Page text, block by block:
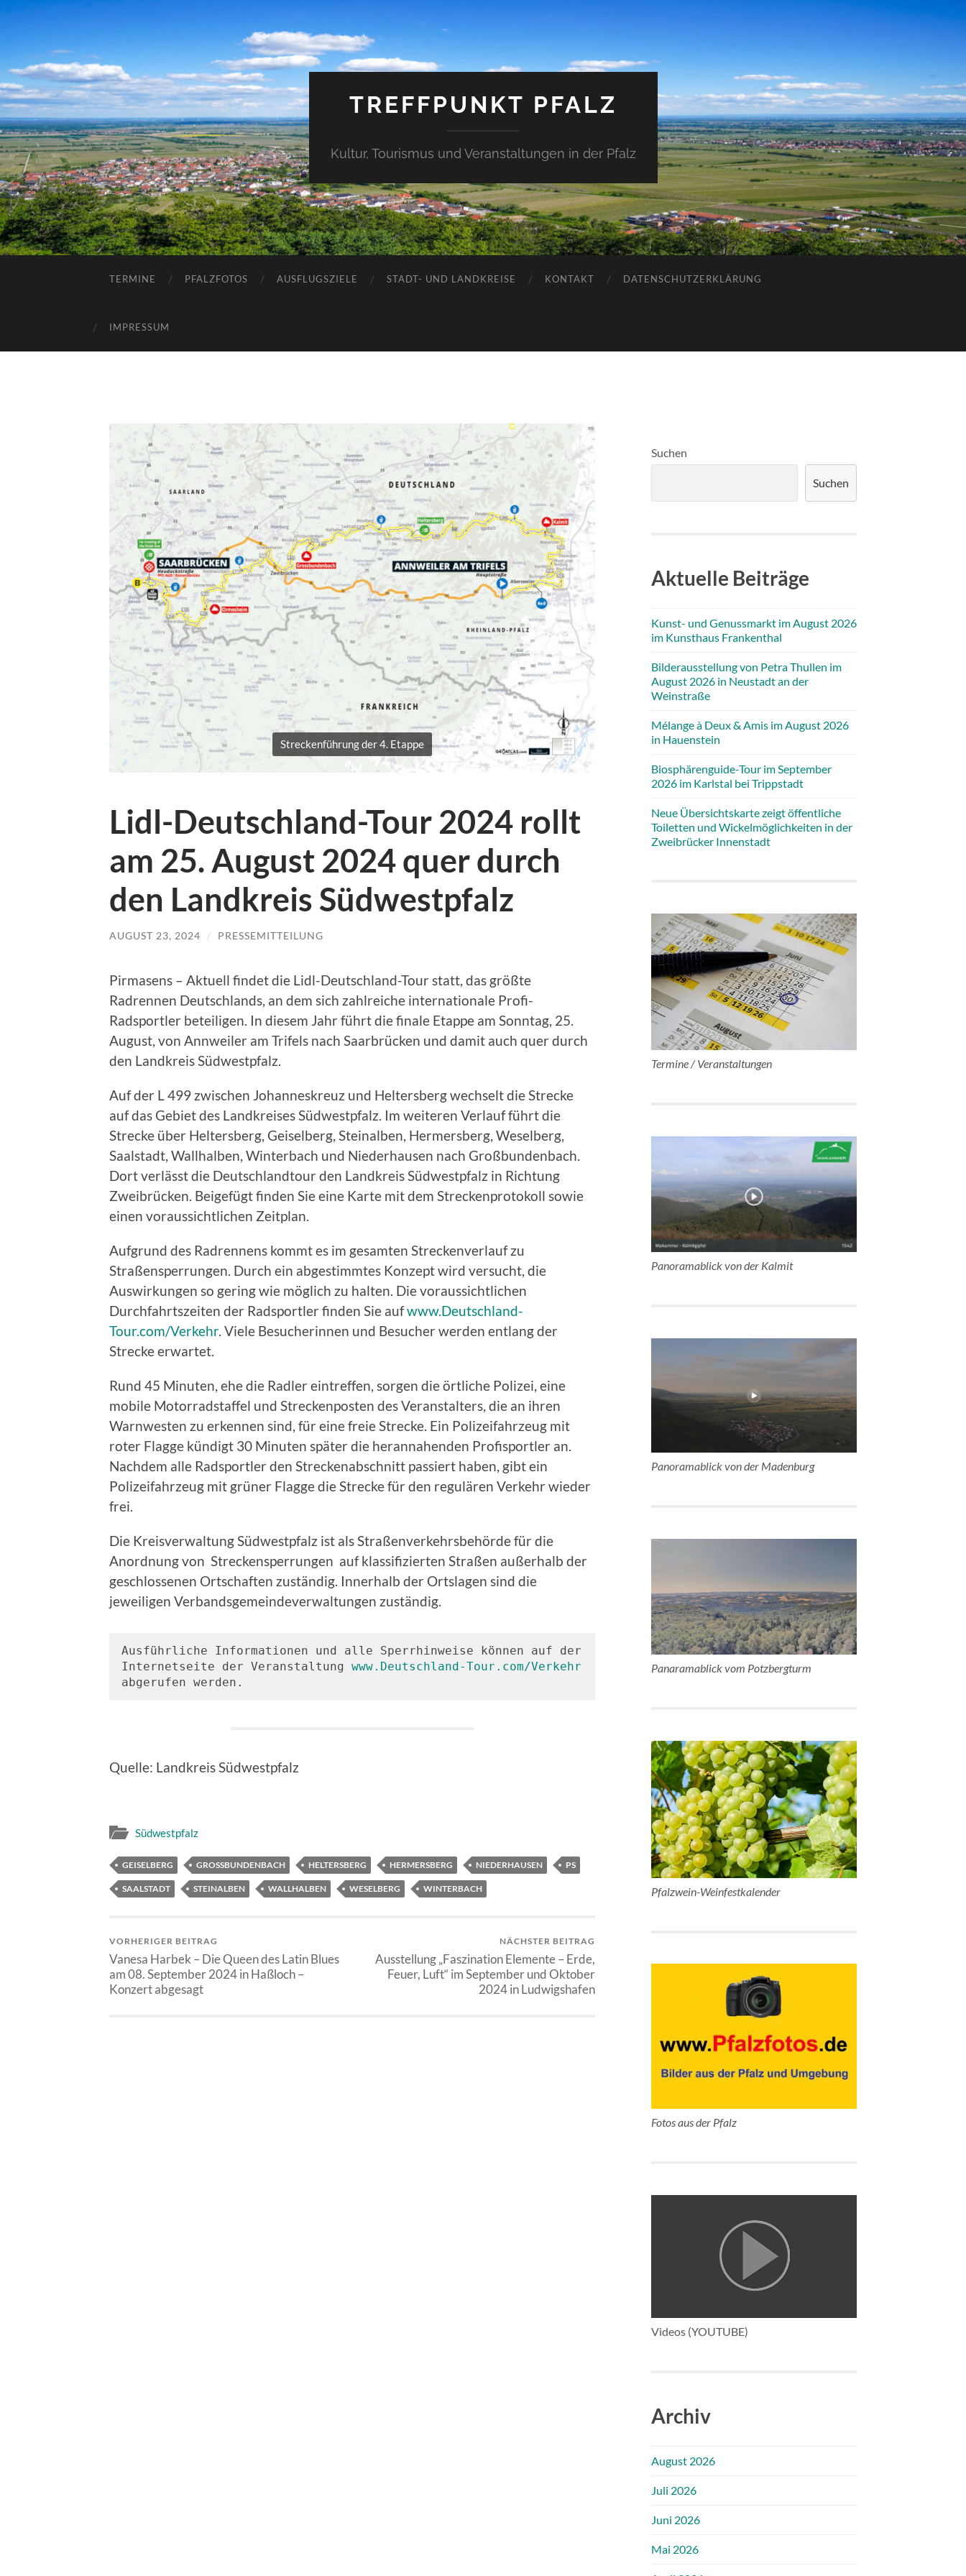
TREFFPUNKT PFALZ
Kultur, Tourismus und Veranstaltungen in der Pfalz
TERMINE PFALZFOTOS AUSFLUGSZIELE STADT- UND LANDKREISE KONTAKT DATENSCHUTZERKLÄRUNG
IMPRESSUM
Streckenführung der 4. Etappe
Lidl-Deutschland-Tour 2024 rollt
am 25. August 2024 quer durch
den Landkreis Südwestpfalz
AUGUST 23, 2024 / PRESSEMITTEILUNG
Pirmasens – Aktuell findet die Lidl-Deutschland-Tour statt, das größte
Radrennen Deutschlands, an dem sich zahlreiche internationale Profi-
Radsportler beteiligen. In diesem Jahr führt die finale Etappe am Sonntag, 25.
August, von Annweiler am Trifels nach Saarbrücken und damit auch quer durch
den Landkreis Südwestpfalz.
Auf der L 499 zwischen Johanneskreuz und Heltersberg wechselt die Strecke
auf das Gebiet des Landkreises Südwestpfalz. Im weiteren Verlauf führt die
Strecke über Heltersberg, Geiselberg, Steinalben, Hermersberg, Weselberg,
Saalstadt, Wallhalben, Winterbach und Niederhausen nach Großbundenbach.
Dort verlässt die Deutschlandtour den Landkreis Südwestpfalz in Richtung
Zweibrücken. Beigefügt finden Sie eine Karte mit dem Streckenprotokoll sowie
einen voraussichtlichen Zeitplan.
Aufgrund des Radrennens kommt es im gesamten Streckenverlauf zu
Straßensperrungen. Durch ein abgestimmtes Konzept wird versucht, die
Auswirkungen so gering wie möglich zu halten. Die voraussichtlichen
Durchfahrtszeiten der Radsportler finden Sie aufwww.Deutschland-
Tour.com/Verkehr. Viele Besucherinnen und Besucher werden entlang der
Strecke erwartet.
Rund 45 Minuten, ehe die Radler eintreffen, sorgen die örtliche Polizei, eine
mobile Motorradstaffel und Streckenposten des Veranstalters, die an ihren
Warnwesten zu erkennen sind, für eine freie Strecke. Ein Polizeifahrzeug mit
roter Flagge kündigt 30 Minuten später die herannahenden Profisportler an.
Nachdem alle Radsportler den Streckenabschnitt passiert haben, gibt ein
Polizeifahrzeug mit grüner Flagge die Strecke für den regulären Verkehr wieder
frei.
Die Kreisverwaltung Südwestpfalz ist als Straßenverkehrsbehörde für die
Anordnung von Streckensperrungen auf klassifizierten Straßen außerhalb der
geschlossenen Ortschaften zuständig. Innerhalb der Ortslagen sind die
jeweiligen Verbandsgemeindeverwaltungen zuständig.
Ausführliche Informationen und alle Sperrhinweise können auf der
Internetseite der Veranstaltung www.Deutschland-Tour.com/Verkehr
abgerufen werden.
Quelle: Landkreis Südwestpfalz
Südwestpfalz
GEISELBERG GROSSBUNDENBACH HELTERSBERG HERMERSBERG NIEDERHAUSEN PS
SAALSTADT STEINALBEN WALLHALBEN WESELBERG WINTERBACH
VORHERIGER BEITRAG
Vanesa Harbek – Die Queen des Latin Blues
am 08. September 2024 in Haßloch –
Konzert abgesagt
NÄCHSTER BEITRAG
Ausstellung „Faszination Elemente – Erde,
Feuer, Luft“ im September und Oktober
2024 in Ludwigshafen
Suchen
Suchen
Aktuelle Beiträge
Kunst- und Genussmarkt im August 2026
im Kunsthaus Frankenthal
Bilderausstellung von Petra Thullen im
August 2026 in Neustadt an der
Weinstraße
Mélange à Deux & Amis im August 2026
in Hauenstein
Biosphärenguide-Tour im September
2026 im Karlstal bei Trippstadt
Neue Übersichtskarte zeigt öffentliche
Toiletten und Wickelmöglichkeiten in der
Zweibrücker Innenstadt
Termine / Veranstaltungen
Panoramablick von der Kalmit
Panoramablick von der Madenburg
Panaramablick vom Potzbergturm
Pfalzwein-Weinfestkalender
Fotos aus der Pfalz
Videos (YOUTUBE)
Archiv
August 2026
Juli 2026
Juni 2026
Mai 2026